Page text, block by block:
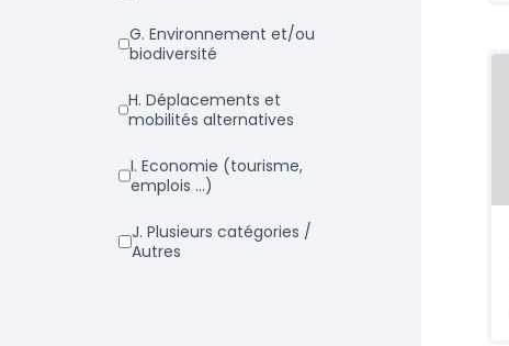
g. Environnement et/ou
biodiversité
h. Déplacements et
mobilités alternatives
i. Economie (tourisme,
emplois ...)
j. Plusieurs catégories /
Autres